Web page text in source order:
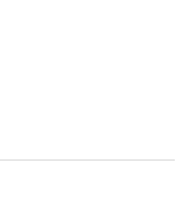
novels of all
IN A
But
being until the